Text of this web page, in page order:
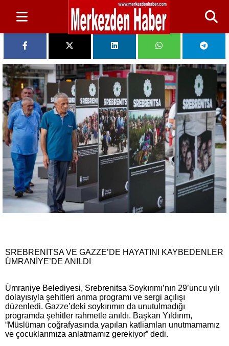
SREBRENİTSA VE GAZZE’DE HAYATINI KAYBEDENLER
ÜMRANİYE’DE ANILDI
Ümraniye Belediyesi, Srebrenitsa Soykırımı’nın 29’uncu yılı
dolayısıyla şehitleri anma programı ve sergi açılışı
düzenledi. Gazze’deki soykırımın da unutulmadığı
programda şehitler rahmetle anıldı. Başkan Yıldırım,
“Müslüman coğrafyasında yapılan katliamları unutmamamız
ve çocuklarımıza anlatmamız gerekiyor” dedi.